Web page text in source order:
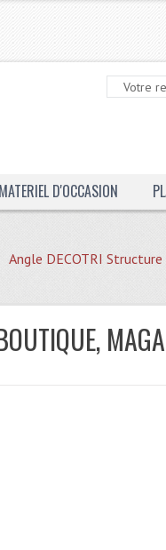
D'OCCASION
Angle DECOTRI